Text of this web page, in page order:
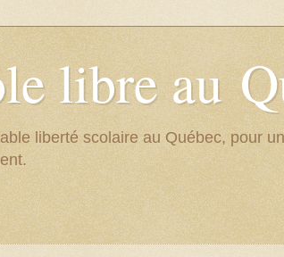
libre au
liberté scolaire au Québec, pour